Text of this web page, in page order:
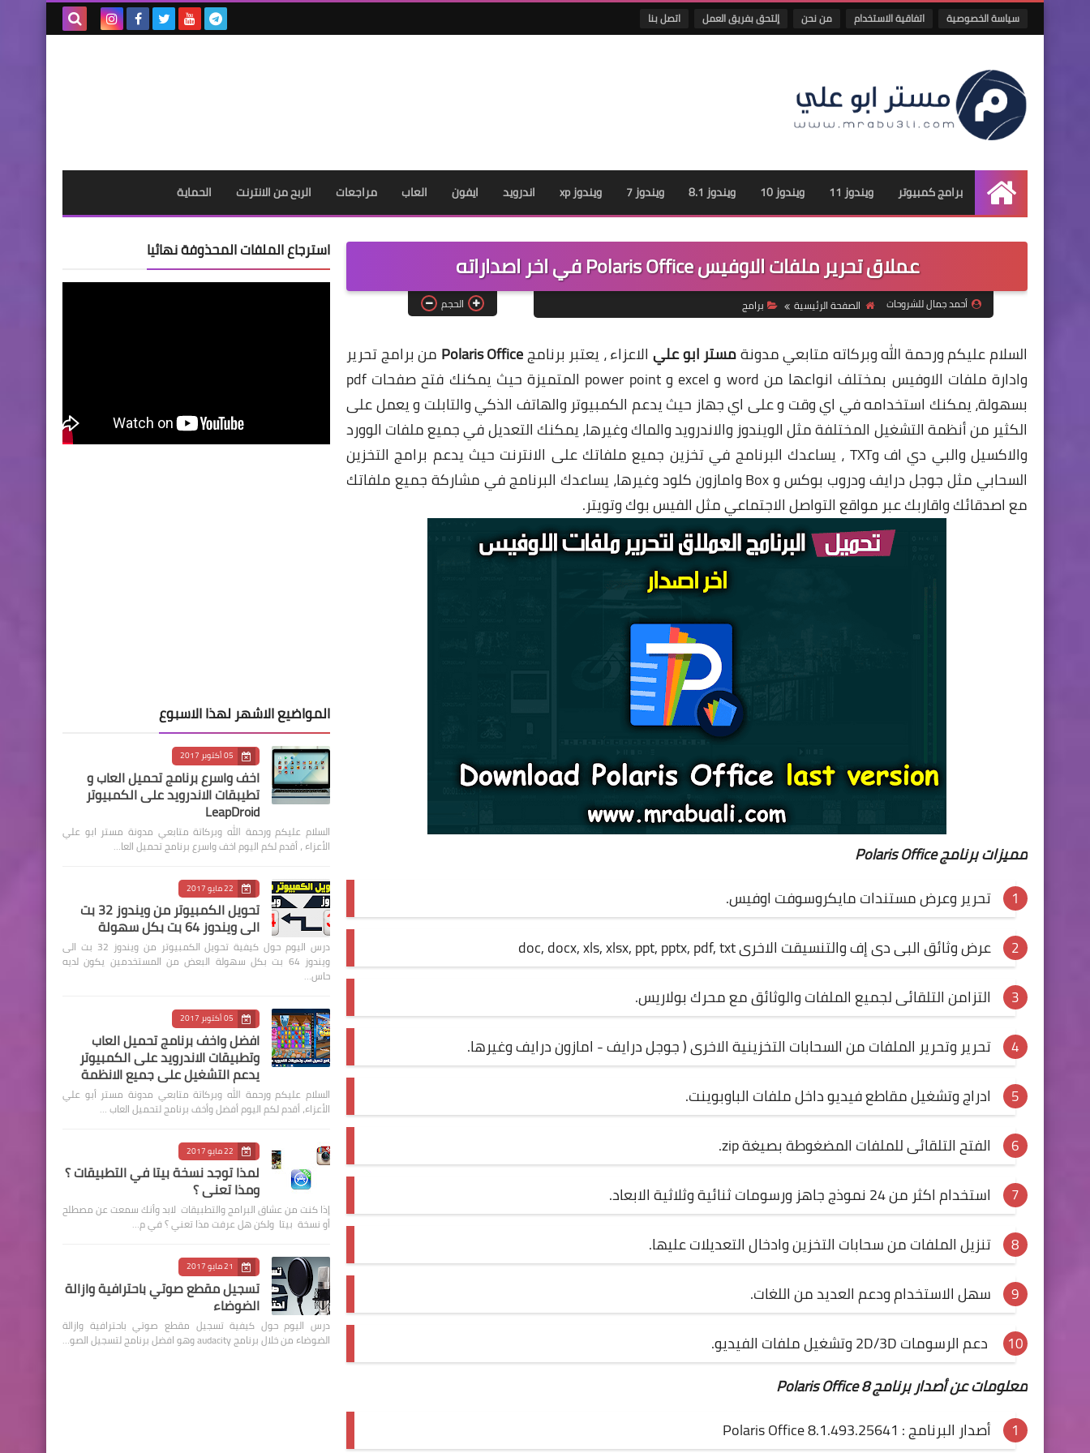
سياسة الخصوصية اتفاقية الاستخدام من نحن إلتحق بفريق العمل اتصل بنا
الرئيسية
برامج كمبيوتر ويندوز 11 ويندوز 10 ويندوز 8.1 ويندوز 7 ويندوز xp اندرويد ايفون العاب مراجعات الربح من الانترنت الحماية
عملاق تحرير ملفات الاوفيس Polaris Office في اخر اصداراته
أحمد جمال للشروحات الصفحة الرئيسية برامج الحجم
السلام عليكم ورحمة الله وبركاته متابعي مدونةمستر ابو عليالاعزاء ، يعتبر برنامجPolaris Office من برامج تحرير
وادارة ملفات الاوفيس بمختلف انواعها من word و excel و power point المتميزة حيث يمكنك فتح صفحات pdf
بسهولة، يمكنك استخدامه في اي وقت و على اي جهاز حيث يدعم الكمبيوتر والهاتف الذكي والتابلت و يعمل على
الكثير من أنظمة التشغيل المختلفة مثل الويندوز والاندرويد والماك وغيرها، يمكنك التعديل في جميع ملفات الوورد
والاكسيل والبي دي اف وTXT ، يساعدك البرنامج في تخزين جميع ملفاتك على الانترنت حيث يدعم برامج التخزين
السحابي مثل جوجل درايف ودروب بوكس و Box وامازون كلود وغيرها، يساعدك البرنامج في مشاركة جميع ملفاتك
مع اصدقائك واقاربك عبر مواقع التواصل الاجتماعي مثل الفيس بوك وتويتر.
مميزات برنامج Polaris Office
تحرير وعرض مستندات مايكروسوفت اوفيس.
عرض وثائق البى دى إف والتنسيقت الاخرى doc, docx, xls, xlsx, ppt, pptx, pdf, txt
التزامن التلقائى لجميع الملفات والوثائق مع محرك بولاريس.
تحرير وتحرير الملفات من السحابات التخزينية الاخرى ( جوجل درايف - امازون درايف وغيرها.
ادراج وتشغيل مقاطع فيديو داخل ملفات الباوبوينت.
الفتح التلقائى للملفات المضغوطة بصيغة zip.
استخدام اكثر من 24 نموذج جاهز ورسومات ثنائية وثلاثية الابعاد.
تنزيل الملفات من سحابات التخزين وادخال التعديلات عليها.
سهل الاستخدام ودعم العديد من اللغات.
دعم الرسومات 2D/3D وتشغيل ملفات الفيديو.
معلومات عن أصدار برنامج Polaris Office 8
أصدار البرنامج : Polaris Office 8.1.493.25641
استرجاع الملفات المحذوفة نهائيا
المواضيع الاشهر لهذا الاسبوع
05 أكتوبر 2017
اخف واسرع برنامج تحميل العاب و
تطيبقات الاندرويد على الكمبيوتر
LeapDroid
السلام عليكم ورحمة الله وبركاتة متابعي مدونة مستر ابو علي
الأعزاء ، أقدم لكم اليوم اخف واسرع برنامج تحميل العا…
22 مايو 2017
تحويل الكمبيوتر من ويندوز 32 بت
الى ويندوز 64 بت بكل سهولة
درس اليوم حول كيفية تحويل الكمبيوتر من ويندوز 32 بت الى
ويندوز 64 بت بكل سهولة البعض من المستخدمين يكون لديه
حاس…
05 أكتوبر 2017
افضل واخف برنامج تحميل العاب
وتطبيقات الاندرويد على الكمبيوتر
يدعم التشغيل على جميع الانظمة
السلام عليكم ورحمة الله وبركاتة متابعي مدونة مستر أبو علي
الأعزاء، أقدم لكم اليوم أفضل وأخف برنامج لتحميل العاب …
22 مايو 2017
لمذا توجد نسخة بيتا في التطبيقات ؟
ومذا تعني ؟
إذا كنت من عشاق البرامج والتطبيقات لابد وأنك سمعت عن مصطلح
أو نسخة بيتا ولكن هل عرفت مذا تعني ؟ في م…
21 مايو 2017
تسجيل مقطع صوتي باحترافية وازالة
الضوضاء
درس اليوم حول كيفية تسجيل مقطع صوتي باحترافية وازالة
الضوضاء من خلال برنامج audacity وهو افضل برنامج لتسجيل الصو…